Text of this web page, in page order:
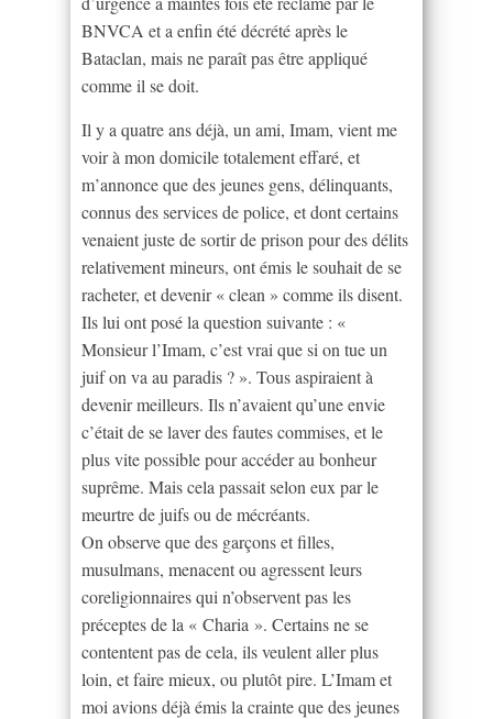
BNVCA et a enfin été décrété après le
Bataclan, mais ne paraît pas être appliqué
comme il se doit.
Il y a quatre ans déjà, un ami, Imam, vient me
voir à mon domicile totalement effaré, et
m’annonce que des jeunes gens, délinquants,
connus des services de police, et dont certains
venaient juste de sortir de prison pour des délits
relativement mineurs, ont émis le souhait de se
racheter, et devenir « clean » comme ils disent.
Ils lui ont posé la question suivante : «
Monsieur l’Imam, c’est vrai que si on tue un
juif on va au paradis ? ». Tous aspiraient à
devenir meilleurs. Ils n’avaient qu’une envie
c’était de se laver des fautes commises, et le
plus vite possible pour accéder au bonheur
suprême. Mais cela passait selon eux par le
meurtre de juifs ou de mécréants.
On observe que des garçons et filles,
musulmans, menacent ou agressent leurs
coreligionnaires qui n’observent pas les
préceptes de la « Charia ». Certains ne se
contentent pas de cela, ils veulent aller plus
loin, et faire mieux, ou plutôt pire. L’Imam et
moi avions déjà émis la crainte que des jeunes